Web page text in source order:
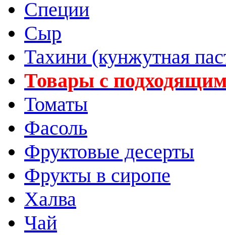
Специи
Сыр
Тахини (кунжутная
Товары с
Томаты
Фасоль
Фруктовые десерты
Фрукты в сиропе
Халва
Чай